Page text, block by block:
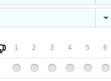
1 2 3 4 5 6